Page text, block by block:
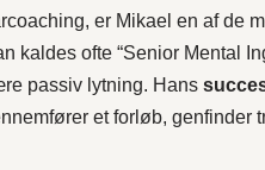
er Mikael en af de
kaldes ofte “Senior Mental
passiv lytning. Hans
et forløb, genfinder